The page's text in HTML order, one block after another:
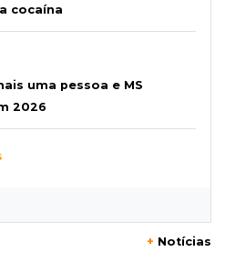
cocaína
uma pessoa e MS
2026
+ Notícias